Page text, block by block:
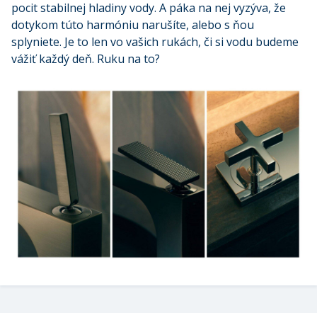
pocit stabilnej hladiny vody. A páka na nej vyzýva, že
dotykom túto harmóniu narušíte, alebo s ňou
splyniete. Je to len vo vašich rukách, či si vodu budeme
vážiť každý deň. Ruku na to?